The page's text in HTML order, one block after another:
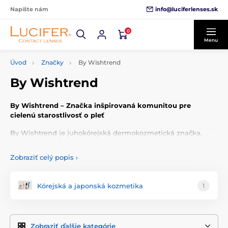
Napíšte nám info@luciferlenses.sk
0
Menu
Úvod Značky By Wishtrend
By Wishtrend
By Wishtrend – Značka inšpirovaná komunitou pre
cielenú starostlivosť o pleť
By Wishtrend je juhokórejská dermokozmetická značka,
vyjadruje dôraz na individualitu, transparentnosť a účinnú,
Filozofia značky
sú jednoduché, účinné a bez zbytočných látok. Zloženia sú
Zobraziť celý popis ›
Kórejská a japonská kozmetika 1
Zobraziť ďalšie kategórie